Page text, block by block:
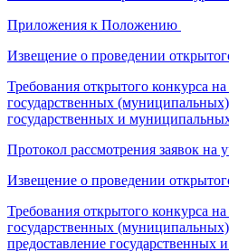
Приложения к Положению
Извещение о проведении
Требования открытого конкурса
государственных
государственных и
Протокол рассмотрения заявок на
Извещение о проведении
Требования открытого конкурса
государственных
предоставление